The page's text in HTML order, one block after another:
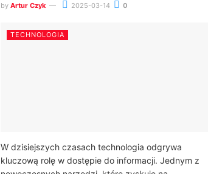
by Artur Czyk 2025-03-14 0
TECHNOLOGIA
W dzisiejszych czasach technologia odgrywa
kluczową rolę w dostępie do informacji. Jednym z